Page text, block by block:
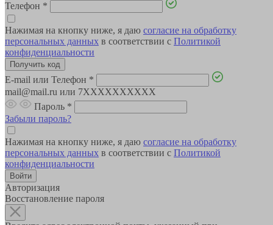
Телефон *
Нажимая на кнопку ниже, я даю согласие на обработку
персональных данных в соответствии с Политикой
конфиденциальности
E-mail или Телефон *
mail@mail.ru или 7XXXXXXXXXX
Пароль *
Забыли пароль?
Нажимая на кнопку ниже, я даю согласие на обработку
персональных данных в соответствии с Политикой
конфиденциальности
Авторизация
Восстановление пароля